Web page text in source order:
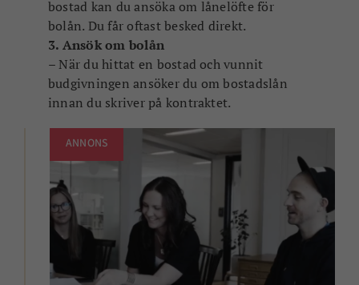
bostad kan du ansöka om lånelöfte för
bolån. Du får oftast besked direkt.
3. Ansök om bolån
– När du hittat en bostad och vunnit
budgivningen ansöker du om bostadslån
innan du skriver på kontraktet.
ANNONS